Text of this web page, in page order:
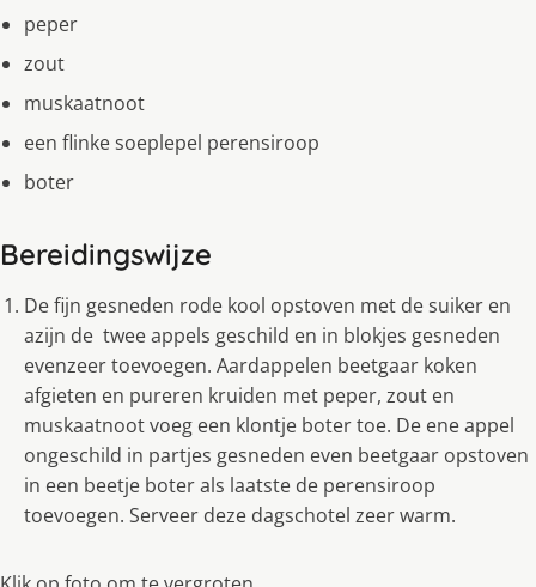
peper
zout
muskaatnoot
een flinke soeplepel perensiroop
boter
Bereidingswijze
De fijn gesneden rode kool opstoven met de suiker en
azijn de twee appels geschild en in blokjes gesneden
evenzeer toevoegen. Aardappelen beetgaar koken
afgieten en pureren kruiden met peper, zout en
muskaatnoot voeg een klontje boter toe. De ene appel
ongeschild in partjes gesneden even beetgaar opstoven
in een beetje boter als laatste de perensiroop
toevoegen. Serveer deze dagschotel zeer warm.